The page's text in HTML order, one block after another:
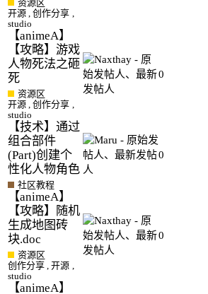
资源区
开源 ,创作分享
studio
【animeA】
【攻略】游戏
人物死法之砸
死
资源区
开源 ,创作分享
studio
0
【技术】通过
组合部件
(Part)创建个
性化人物角色
社区教程
0
【animeA】
【攻略】随机
生成地图砖
块.doc
资源区
创作分享 ,开源
studio
0
【animeA】